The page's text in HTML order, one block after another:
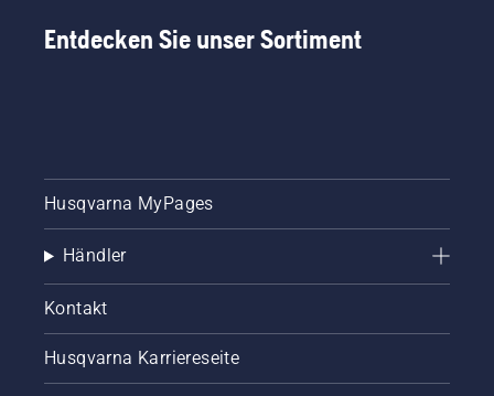
Entdecken Sie unser Sortiment
Husqvarna MyPages
Händler
Kontakt
Husqvarna Karriereseite